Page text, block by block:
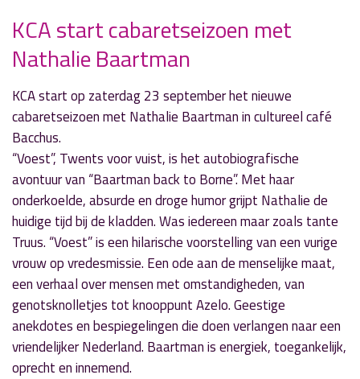
« Vorig nieuwsbericht
Voorronde NK Poker in The Beach
18 september 2017
» Volgend nieuwsbericht
Kick Off Businessclub FC Aalsmeer
19 september 2017
KCA start cabaretseizoen met
Nathalie Baartman
KCA start op zaterdag 23 september het nieuwe
cabaretseizoen met Nathalie Baartman in cultureel café
Bacchus.
“Voest”, Twents voor vuist, is het autobiografische
avontuur van “Baartman back to Borne”. Met haar
onderkoelde, absurde en droge humor grijpt Nathalie de
huidige tijd bij de kladden. Was iedereen maar zoals tante
Truus. “Voest” is een hilarische voorstelling van een vurige
vrouw op vredesmissie. Een ode aan de menselijke maat,
een verhaal over mensen met omstandigheden, van
genotsknolletjes tot knooppunt Azelo. Geestige
anekdotes en bespiegelingen die doen verlangen naar een
vriendelijker Nederland. Baartman is energiek, toegankelijk,
oprecht en innemend.